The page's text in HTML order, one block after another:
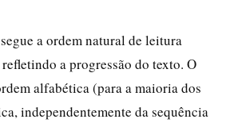
a ordem natural de leitura
a progressão do texto. O
alfabética (para a maioria dos
independentemente da sequência